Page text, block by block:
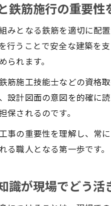
鉄筋施行の重要性
みとなる鉄筋を適切に配
行うことで安全な建築を
られます。
筋施工技能士などの資格
設計図面の意図を的確に
保されるのです。
事の重要性を理解し、常
る職人となる第一歩です。
識が現場でどう活